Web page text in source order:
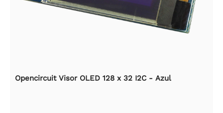
Opencircuit Visor OLED 128 x 32 I2C - Azul